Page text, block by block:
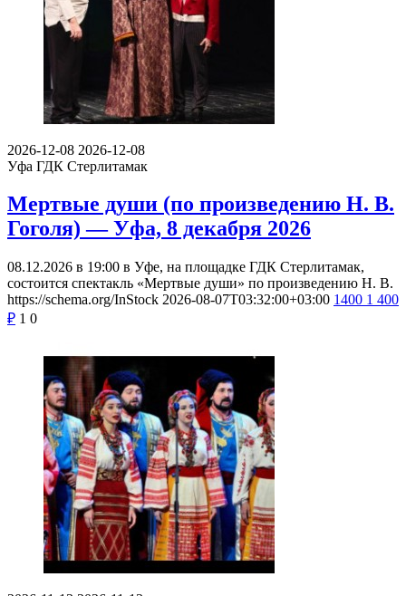
2026-12-08 2026-12-08
Уфа ГДК Стерлитамак
Мертвые души (по произведению Н. В.
Гоголя) — Уфа, 8 декабря 2026
08.12.2026 в 19:00 в Уфе, на площадке ГДК Стерлитамак,
состоится спектакль «Мертвые души» по произведению Н. В.
https://schema.org/InStock 2026-08-07T03:32:00+03:00 1400 1 400
₽ 1 0